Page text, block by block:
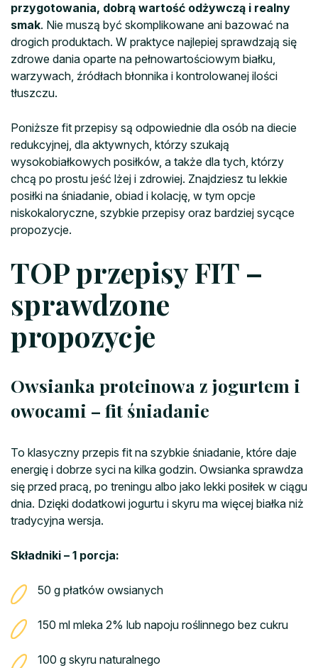
przygotowania, dobrą wartość odżywczą i realny
smak. Nie muszą być skomplikowane ani bazować na
drogich produktach. W praktyce najlepiej sprawdzają się
zdrowe dania oparte na pełnowartościowym białku,
warzywach, źródłach błonnika i kontrolowanej ilości
tłuszczu.
Poniższe fit przepisy są odpowiednie dla osób na diecie
redukcyjnej, dla aktywnych, którzy szukają
wysokobiałkowych posiłków, a także dla tych, którzy
chcą po prostu jeść lżej i zdrowiej. Znajdziesz tu lekkie
posiłki na śniadanie, obiad i kolację, w tym opcje
niskokaloryczne, szybkie przepisy oraz bardziej sycące
propozycje.
TOP przepisy FIT –
sprawdzone
propozycje
Owsianka proteinowa z jogurtem i
owocami – fit śniadanie
To klasyczny przepis fit na szybkie śniadanie, które daje
energię i dobrze syci na kilka godzin. Owsianka sprawdza
się przed pracą, po treningu albo jako lekki posiłek w ciągu
dnia. Dzięki dodatkowi jogurtu i skyru ma więcej białka niż
tradycyjna wersja.
Składniki – 1 porcja:
50 g płatków owsianych
150 ml mleka 2% lub napoju roślinnego bez cukru
100 g skyru naturalnego